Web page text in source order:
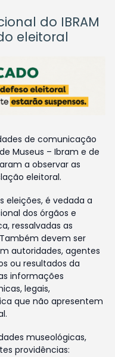
do IBRAM
eleitoral
de comunicação
Museus – Ibram e de
a observar as
eleitoral.
eleições, é vedada a
dos órgãos e
ressalvadas as
devem ser
autoridades, agentes
ou resultados da
informações
legais,
que não apresentem
museológicas,
providências: